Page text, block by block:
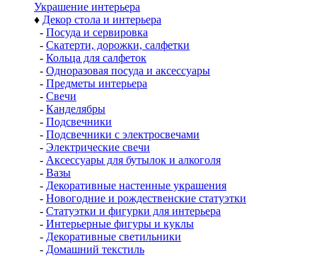
Украшение интерьера
♦ Декор стола и интерьера
- Посуда и сервировка
- Скатерти, дорожки, салфетки
- Кольца для салфеток
- Одноразовая посуда и аксессуары
- Предметы интерьера
- Свечи
- Канделябры
- Подсвечники
- Подсвечники с электросвечами
- Электрические свечи
- Аксессуары для бутылок и алкоголя
- Вазы
- Декоративные настенные украшения
- Новогодние и рождественские статуэтки
- Статуэтки и фигурки для интерьера
- Интерьерные фигуры и куклы
- Декоративные светильники
- Домашний текстиль